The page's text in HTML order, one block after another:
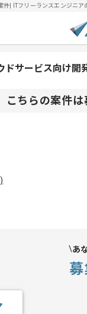
件| ITフリーランスエンジニ
ドサービス向け
こちらの案件
あ